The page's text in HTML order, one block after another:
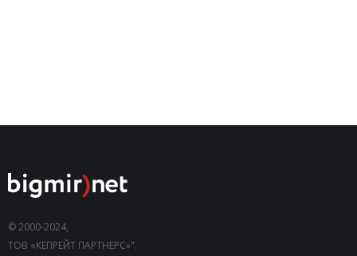
© 2000-2024,
ТОВ «КЕПРЕЙТ ПАРТНЕРС»".